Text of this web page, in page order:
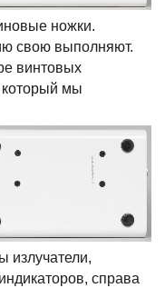
ножки.
свою выполняют.
винтовых
который мы
излучатели,
справа